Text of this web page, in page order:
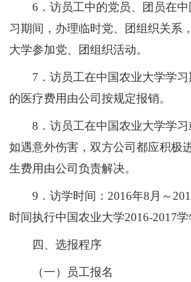
6．访员工中的党员、团员在中
习期间，办理临时党、团组织关系
大学参加党、团组织活动。
7．访员工在中国农业大学学习
的医疗费用由公司按规定报销。
8．访员工在中国农业大学学习
如遇意外伤害，双方公司都应积极
生费用由公司负责解决。
9．访学时间：2016年8月～
时间执行中国农业大学2016-2017学
四、选报程序
（一）员工报名